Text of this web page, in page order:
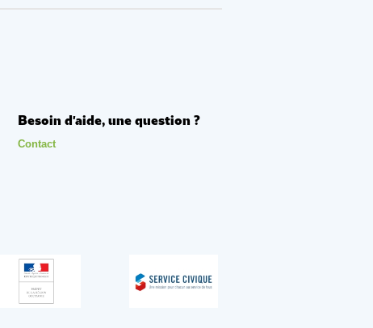
Besoin d'aide, une question ?
Contact